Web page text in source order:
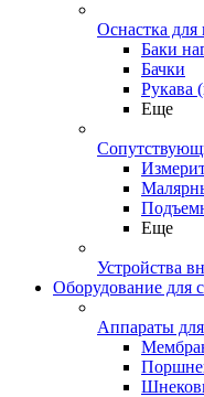
Оснастка для
Баки
Бачки
Рукава
Еще
Еще
Устройства
Оборудование для
Аппараты